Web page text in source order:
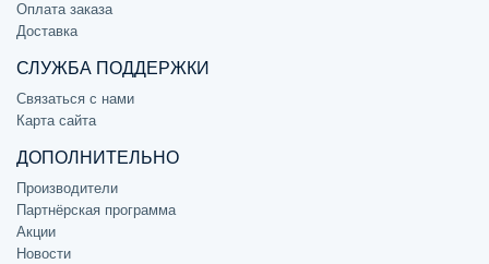
Оплата заказа
Доставка
СЛУЖБА ПОДДЕРЖКИ
Связаться с нами
Карта сайта
ДОПОЛНИТЕЛЬНО
Производители
Партнёрская программа
Акции
Новости